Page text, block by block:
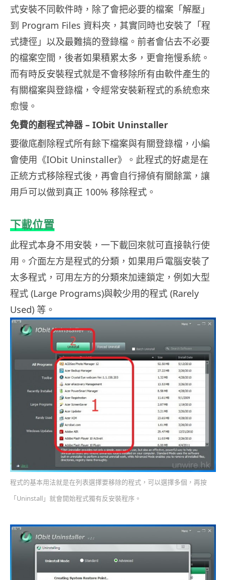
式安裝不同軟件時，除了會把必要的檔案「解壓」
到 Program Files 資料夾，其實同時也安裝了「程
式捷徑」以及最難搞的登錄檔。前者會佔去不必要
的檔案空間，後者如果積累太多，更會拖慢系統。
而有時反安裝程式就是不會移除所有由軟件產生的
有關檔案與登錄檔，令經常安裝新程式的系統愈來
愈慢。
免費的剷程式神器 – IObit Uninstaller
要徹底剷除程式所有餘下檔案與有關登錄檔，小編
會使用《IObit Uninstaller》。此程式的好處是在
正統方式移除程式後，再會自行掃偵有關餘黨，讓
用戶可以做到真正 100% 移除程式。
下載位置
此程式本身不用安裝，一下載回來就可直接執行使
用。介面左方是程式的分類，如果用戶電腦安裝了
太多程式，可用左方的分類來加速鎖定，例如大型
程式 (Large Programs)與較少用的程式 (Rarely
Used) 等。
程式的基本用法就是在列表選擇要移除的程式，可以選擇多個，再按
「Uninstall」就會開始程式獨有反安裝程序。